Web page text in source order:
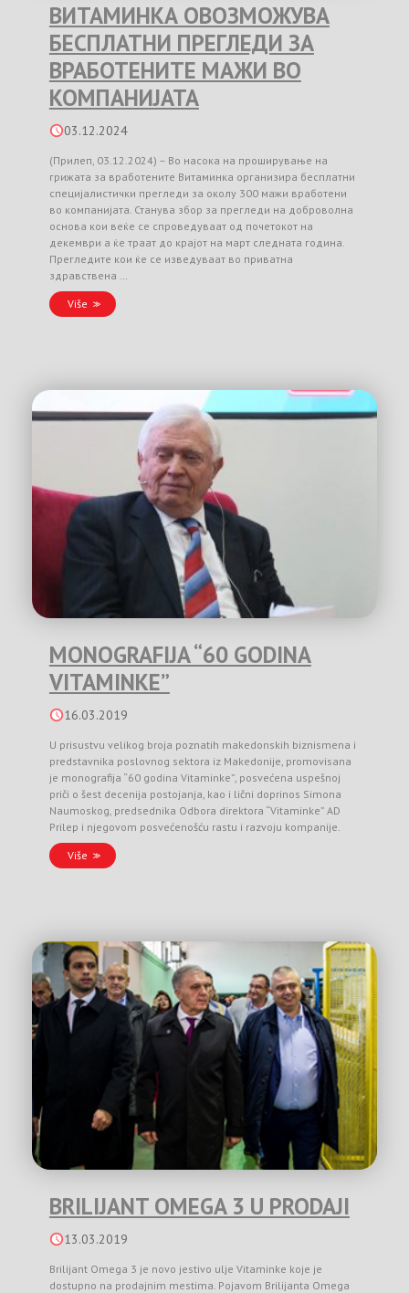
ВИТАМИНКА ОВОЗМОЖУВА
БЕСПЛАТНИ ПРЕГЛЕДИ ЗА
ВРАБОТЕНИТЕ МАЖИ ВО
КОМПАНИЈАТА
03.12.2024
(Прилеп, 03.12.2024) – Во насока на проширување на
грижата за вработените Витаминка организира бесплатни
специјалистички прегледи за околу 300 мажи вработени
во компанијата. Станува збор за прегледи на доброволна
основа кои веќе се спроведуваат од почетокот на
декември а ќе траат до крајот на март следната година.
Прегледите кои ќе се изведуваат во приватна
здравствена …
Više
MONOGRAFIJA “60 GODINA
VITAMINKE”
16.03.2019
U prisustvu velikog broja poznatih makedonskih biznismena i
predstavnika poslovnog sektora iz Makedonije, promovisana
je monografija “60 godina Vitaminke”, posvećena uspešnoj
priči o šest decenija postojanja, kao i lični doprinos Simona
Naumoskog, predsednika Odbora direktora “Vitaminke” AD
Prilep i njegovom posvećenošću rastu i razvoju kompanije.
Više
BRILIJANT OMEGA 3 U PRODAJI
13.03.2019
Brilijant Omega 3 je novo jestivo ulje Vitaminke koje je
dostupno na prodajnim mestima. Pojavom Brilijanta Omega